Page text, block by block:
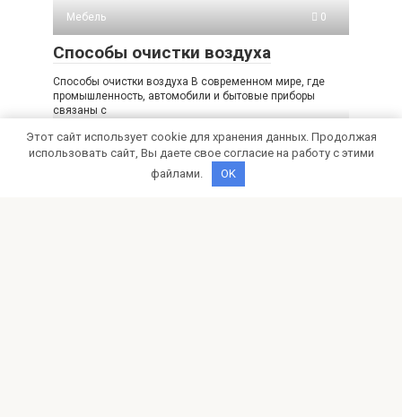
Мебель
0
Способы очистки воздуха
Способы очистки воздуха В современном мире, где
промышленность, автомобили и бытовые приборы
связаны с
Мебель
0
Переделка мотор для лодки на
Этот сайт использует cookie для хранения данных. Продолжая
использовать сайт, Вы даете свое согласие на работу с этими
файлами.
OK